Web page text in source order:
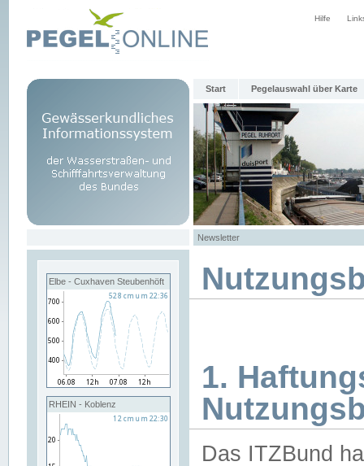
Hilfe
Start Pegelauswahl über Karte
Newsletter
Elbe - Cuxhaven Steubenhöft
RHEIN - Koblenz
1.
Das ITZBund